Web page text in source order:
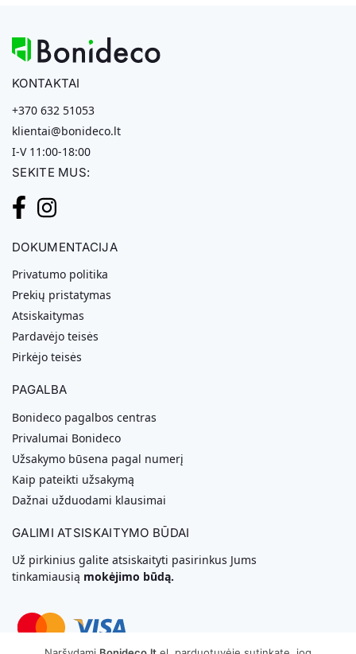
KONTAKTAI
+370 632 51053
klientai@bonideco.lt
I-V 11:00-18:00
SEKITE MUS:
DOKUMENTACIJA
Privatumo politika
Prekių pristatymas
Atsiskaitymas
Pardavėjo teisės
Pirkėjo teisės
PAGALBA
Bonideco pagalbos centras
Privalumai Bonideco
Užsakymo būsena pagal numerį
Kaip pateikti užsakymą
Dažnai užduodami klausimai
GALIMI ATSISKAITYMO BŪDAI
Už pirkinius galite atsiskaityti pasirinkus Jums
tinkamiausią mokėjimo būdą.